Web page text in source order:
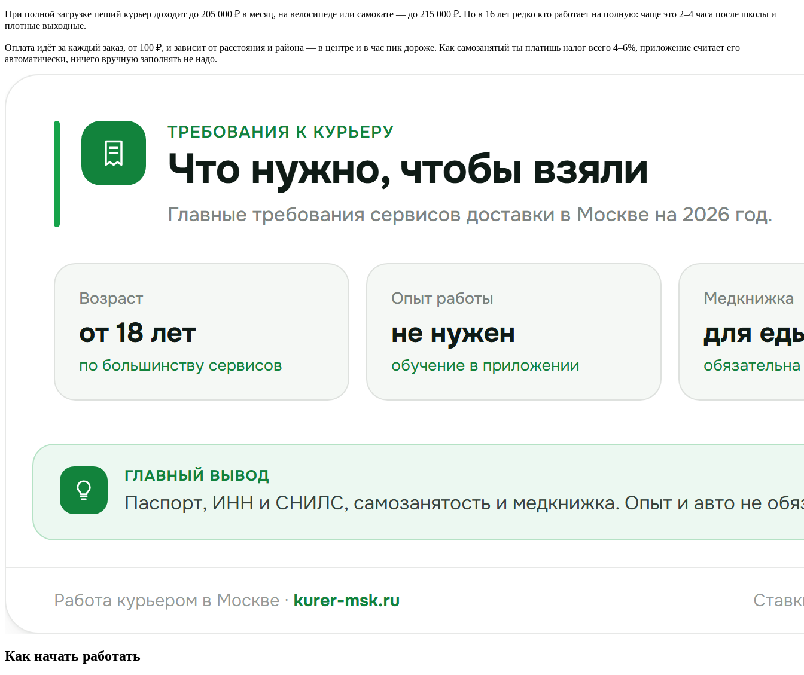
При полной загрузке пеший курьер доходит до 205 000 ₽ в месяц, на велосипеде или самокате — до 215 000 ₽. Но в 16 лет редко кто работает на полную: чаще это 2–4 часа после школы и
плотные выходные.
Оплата идёт за каждый заказ, от 100 ₽, и зависит от расстояния и района — в центре и в час пик дороже. Как самозанятый ты платишь налог всего 4–6%, приложение считает его
автоматически, ничего вручную заполнять не надо.
Как начать работать